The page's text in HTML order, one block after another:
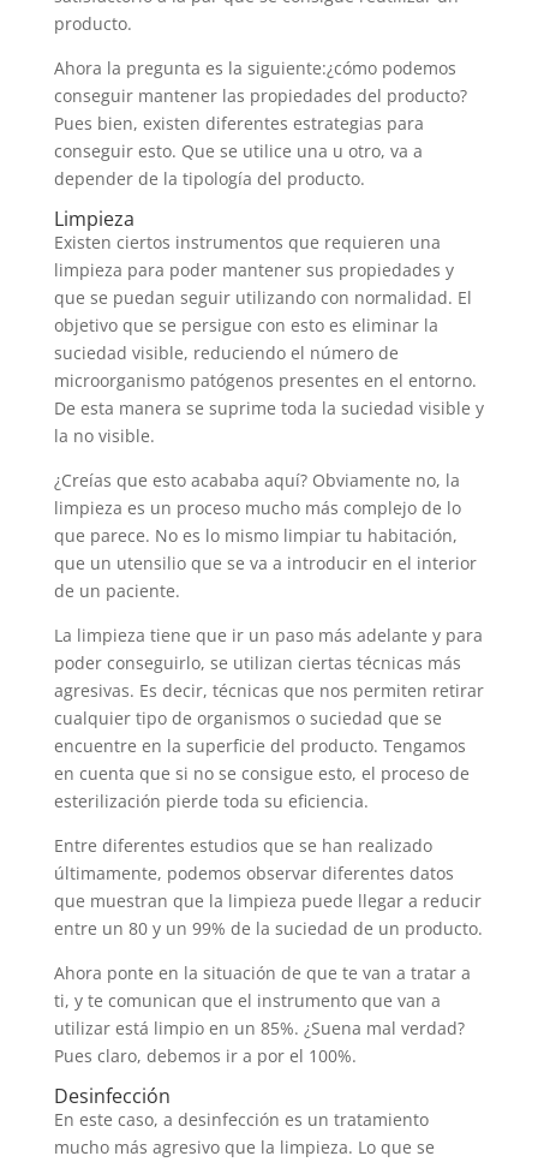
producto.
Ahora la pregunta es la siguiente:¿cómo podemos
conseguir mantener las propiedades del producto?
Pues bien, existen diferentes estrategias para
conseguir esto. Que se utilice una u otro, va a
depender de la tipología del producto.
Limpieza
Existen ciertos instrumentos que requieren una
limpieza para poder mantener sus propiedades y
que se puedan seguir utilizando con normalidad. El
objetivo que se persigue con esto es eliminar la
suciedad visible, reduciendo el número de
microorganismo patógenos presentes en el entorno.
De esta manera se suprime toda la suciedad visible y
la no visible.
¿Creías que esto acababa aquí? Obviamente no, la
limpieza es un proceso mucho más complejo de lo
que parece. No es lo mismo limpiar tu habitación,
que un utensilio que se va a introducir en el interior
de un paciente.
La limpieza tiene que ir un paso más adelante y para
poder conseguirlo, se utilizan ciertas técnicas más
agresivas. Es decir, técnicas que nos permiten retirar
cualquier tipo de organismos o suciedad que se
encuentre en la superficie del producto. Tengamos
en cuenta que si no se consigue esto, el proceso de
esterilización pierde toda su eficiencia.
Entre diferentes estudios que se han realizado
últimamente, podemos observar diferentes datos
que muestran que la limpieza puede llegar a reducir
entre un 80 y un 99% de la suciedad de un producto.
Ahora ponte en la situación de que te van a tratar a
ti, y te comunican que el instrumento que van a
utilizar está limpio en un 85%. ¿Suena mal verdad?
Pues claro, debemos ir a por el 100%.
Desinfección
En este caso, a desinfección es un tratamiento
mucho más agresivo que la limpieza. Lo que se